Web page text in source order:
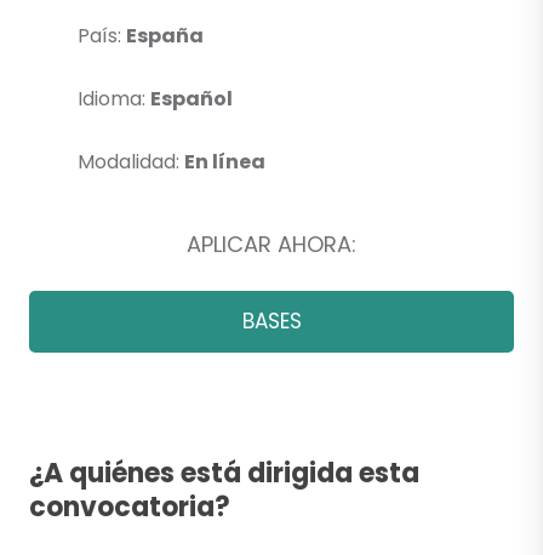
País: España
Idioma: Español
Modalidad: En línea
APLICAR AHORA:
BASES
¿A quiénes está dirigida esta
convocatoria?